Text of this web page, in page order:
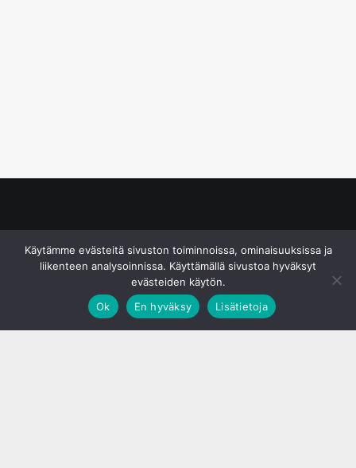
Käytämme evästeitä sivuston toiminnoissa, ominaisuuksissa ja
liikenteen analysoinnissa. Käyttämällä sivustoa hyväksyt
evästeiden käytön.
Ok
En hyväksy Lisätietoja